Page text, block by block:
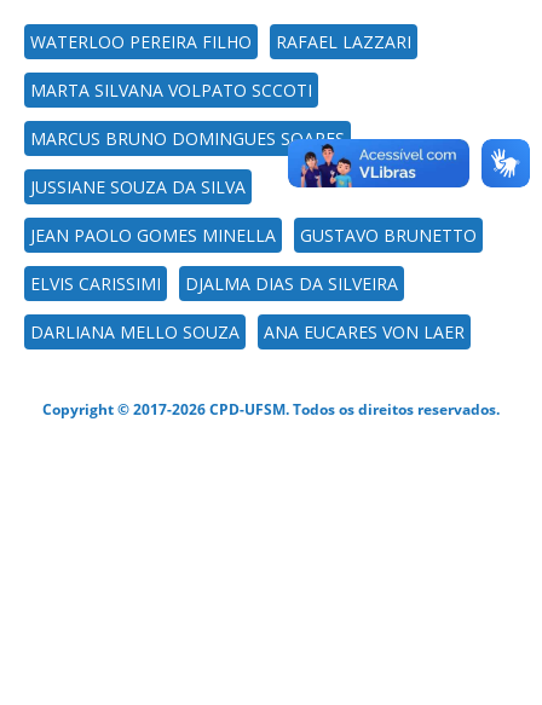
WATERLOO PEREIRA FILHO RAFAEL LAZZARI
MARTA SILVANA VOLPATO SCCOTI
MARCUS BRUNO DOMINGUES SOARES
JUSSIANE SOUZA DA SILVA
JEAN PAOLO GOMES MINELLA GUSTAVO BRUNETTO
ELVIS CARISSIMI DJALMA DIAS DA SILVEIRA
DARLIANA MELLO SOUZA ANA EUCARES VON LAER
Copyright © 2017-2026 CPD-UFSM. Todos os direitos reservados.